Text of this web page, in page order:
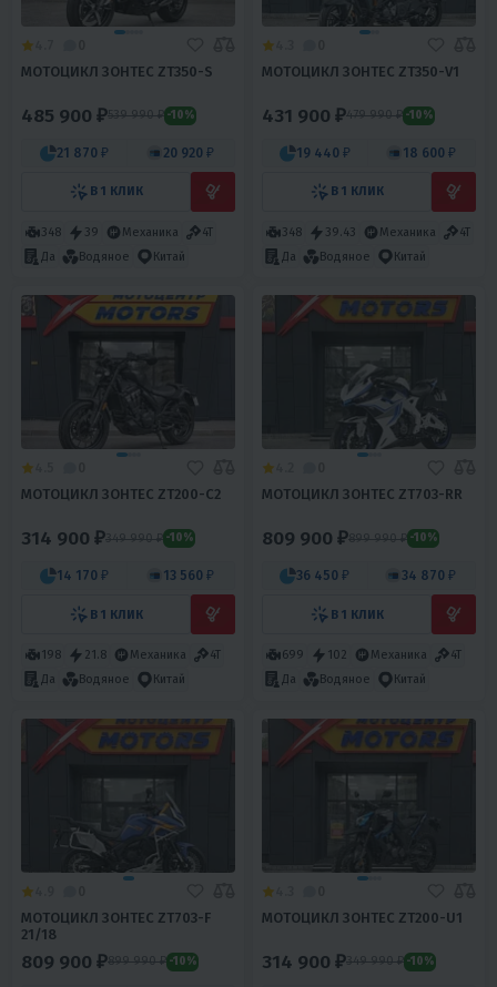
МОТОЦИКЛ ЗОНТЕС ZT350-S
485 900 ₽539 990 ₽ -10%
21 870 ₽ 20 920 ₽
В 1 КЛИК
348 39 Механика
4T
Да
Водяное Китай
МОТОЦИКЛ ЗОНТЕС ZT350-V1
431 900 ₽479 990 ₽ -10%
19 440 ₽ 18 600 ₽
В 1 КЛИК
348 39.43 Механика
4T
Да
Водяное Китай
МОТОЦИКЛ ЗОНТЕС ZT200-C2
314 900 ₽349 990 ₽ -10%
14 170 ₽ 13 560 ₽
В 1 КЛИК
198 21.8 Механика
4T
Да
Водяное Китай
МОТОЦИКЛ ЗОНТЕС ZT703-RR
809 900 ₽899 990 ₽ -10%
36 450 ₽ 34 870 ₽
В 1 КЛИК
699 102 Механика
4T
Да
Водяное Китай
МОТОЦИКЛ ЗОНТЕС ZT703-F
21/18
809 900 ₽899 990 ₽ -10%
МОТОЦИКЛ ЗОНТЕС ZT200-U1
314 900 ₽349 990 ₽ -10%